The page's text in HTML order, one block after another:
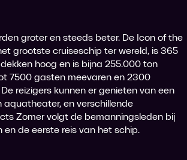
groter en steeds beter. De Icon of the
grootste cruiseschip ter wereld, is 365
hoog en is bijna 255.000 ton
7500 gasten meevaren en 2300
reizigers kunnen er genieten van een
en verschillende
Zomer volgt de bemanningsleden bij
en de eerste reis van het schip.